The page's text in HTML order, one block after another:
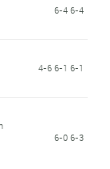
6-4 6-4
4-6 6-1 6-1
6-0 6-3